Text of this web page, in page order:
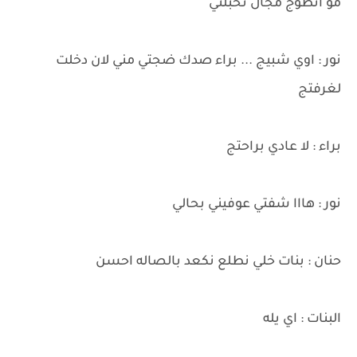
مو انطوج مجال تخبلتي
نور : اوي شبيج ... براء صدك ضجتي مني لان دخلت
لغرفتج
براء : لا عادي براحتج
نور : هااا شفتي عوفيني بحالي
حنان : بنات خلي نطلع نكعد بالصاله احسن
البنات : اي يله